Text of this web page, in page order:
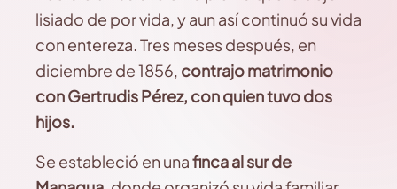
lisiado de por vida, y aun así continuó su vida
con entereza. Tres meses después, en
diciembre de 1856, contrajo matrimonio
con Gertrudis Pérez, con quien tuvo dos
hijos.
Se estableció en unafinca al sur de